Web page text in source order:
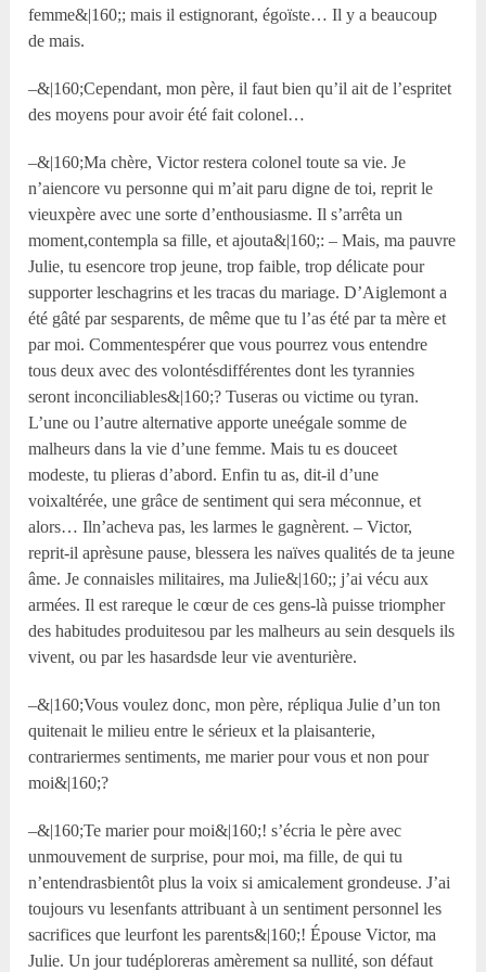
femme&|160;; mais il estignorant, égoïste… Il y a beaucoup
de mais.
–&|160;Cependant, mon père, il faut bien qu’il ait de l’espritet
des moyens pour avoir été fait colonel…
–&|160;Ma chère, Victor restera colonel toute sa vie. Je
n’aiencore vu personne qui m’ait paru digne de toi, reprit le
vieuxpère avec une sorte d’enthousiasme. Il s’arrêta un
moment,contempla sa fille, et ajouta&|160;: – Mais, ma pauvre
Julie, tu esencore trop jeune, trop faible, trop délicate pour
supporter leschagrins et les tracas du mariage. D’Aiglemont a
été gâté par sesparents, de même que tu l’as été par ta mère et
par moi. Commentespérer que vous pourrez vous entendre
tous deux avec des volontésdifférentes dont les tyrannies
seront inconciliables&|160;? Tuseras ou victime ou tyran.
L’une ou l’autre alternative apporte uneégale somme de
malheurs dans la vie d’une femme. Mais tu es douceet
modeste, tu plieras d’abord. Enfin tu as, dit-il d’une
voixaltérée, une grâce de sentiment qui sera méconnue, et
alors… Iln’acheva pas, les larmes le gagnèrent. – Victor,
reprit-il aprèsune pause, blessera les naïves qualités de ta jeune
âme. Je connaisles militaires, ma Julie&|160;; j’ai vécu aux
armées. Il est rareque le cœur de ces gens-là puisse triompher
des habitudes produitesou par les malheurs au sein desquels ils
vivent, ou par les hasardsde leur vie aventurière.
–&|160;Vous voulez donc, mon père, répliqua Julie d’un ton
quitenait le milieu entre le sérieux et la plaisanterie,
contrariermes sentiments, me marier pour vous et non pour
moi&|160;?
–&|160;Te marier pour moi&|160;! s’écria le père avec
unmouvement de surprise, pour moi, ma fille, de qui tu
n’entendrasbientôt plus la voix si amicalement grondeuse. J’ai
toujours vu lesenfants attribuant à un sentiment personnel les
sacrifices que leurfont les parents&|160;! Épouse Victor, ma
Julie. Un jour tudéploreras amèrement sa nullité, son défaut